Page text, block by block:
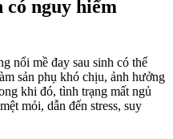
có nguy hiểm
nổi mề đay sau sinh có thể
sản phụ khó chịu, ảnh hưởng
khi đó, tình trạng mất ngủ
mỏi, dẫn đến stress, suy